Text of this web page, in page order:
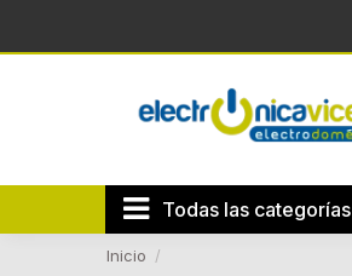
Todas las categorías
Inicio